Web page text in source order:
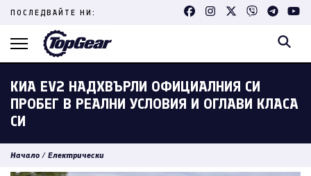
Skip
content
ПОСЛЕДВАЙТЕ НИ:
КИА EV2 НАДХВЪРЛИ ОФИЦИАЛНИЯ СИ
ПРОБЕГ В РЕАЛНИ УСЛОВИЯ И ОГЛАВИ КЛАСА
СИ
Начало / Електрически